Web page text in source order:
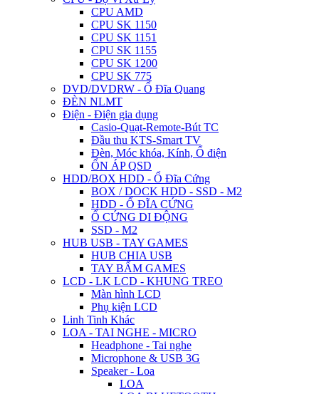
CPU AMD
CPU SK 1150
CPU SK 1151
CPU SK 1155
CPU SK 1200
CPU SK 775
DVD/DVDRW - Ổ Đĩa Quang
ĐÈN NLMT
Điện - Điện gia dụng
Casio-Quạt-Remote-Bút TC
Đầu thu KTS-Smart TV
Đèn, Móc khóa, Kính, Ổ điện
ỔN ÁP QSD
HDD/BOX HDD - Ổ Đĩa Cứng
BOX / DOCK HDD - SSD - M2
HDD - Ổ ĐĨA CỨNG
Ổ CỨNG DI ĐỘNG
SSD - M2
HUB USB - TAY GAMES
HUB CHIA USB
TAY BẤM GAMES
LCD - LK LCD - KHUNG TREO
Màn hình LCD
Phụ kiện LCD
Linh Tinh Khác
LOA - TAI NGHE - MICRO
Headphone - Tai nghe
Microphone & USB 3G
Speaker - Loa
LOA